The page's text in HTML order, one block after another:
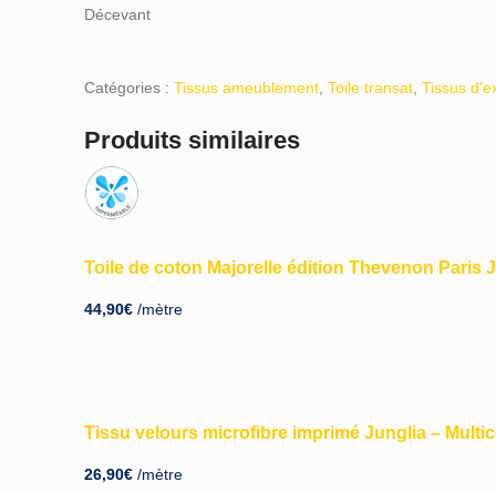
Décevant
Catégories : Tissus ameublement Toile transat Tissus
Produits similaires
Toile de coton Majorelle édition Thevenon Paris
44,90€ /mètre
Tissu velours microfibre imprimé Junglia –
26,90€ /mètre